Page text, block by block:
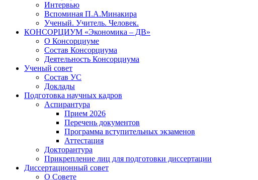
Интервью
Вспоминая П.А.Минакира
Ученый. Учитель. Человек.
КОНСОРЦИУМ «Экономика – ДВ»
О Консорциуме
Состав Консорциума
Деятельность Консорциума
Ученый совет
Состав УС
Доклады
Подготовка научных кадров
Аспирантура
Прием 2026
Перечень документов
Программа вступительных экзаменов
Аттестация
Докторантура
Прикрепление лиц для подготовки диссертации
Диссертационный совет
О Совете